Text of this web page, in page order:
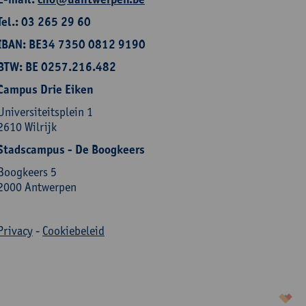
03 265 29 60
BE34 7350 0812 9190
BE 0257.216.482
Drie Eiken
1
Wilrijk
- De Boogkeers
5
Antwerpen
- Cookiebeleid
korazon.be